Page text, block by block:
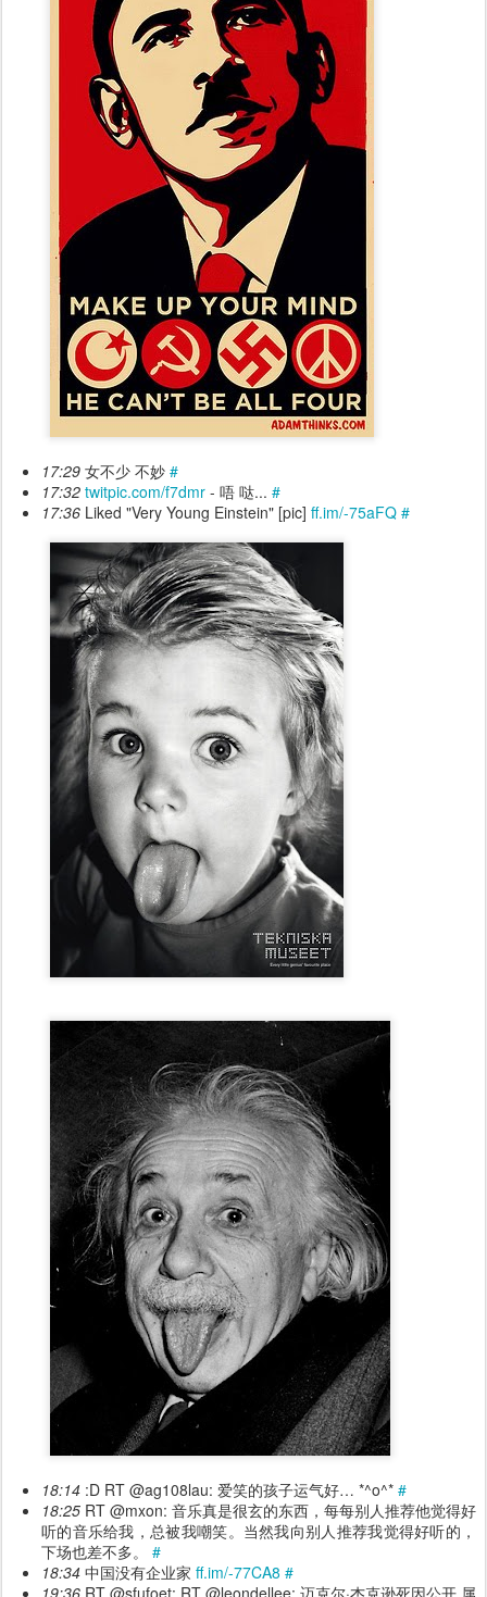
17:29 女不少 不妙 #
17:32 twitpic.com/f7dmr - 唔 哒... #
17:36 Liked "Very Young Einstein" [pic] ff.im/-75aFQ #
18:14 :D RT @ag108lau: 爱笑的孩子运气好… *^o^* #
18:25 RT @mxon: 音乐真是很玄的东西，每每别人推荐他觉得好
听的音乐给我，总被我嘲笑。当然我向别人推荐我觉得好听的，
下场也差不多。 #
18:34 中国没有企业家 ff.im/-77CA8 #
19:36 RT @sfufoet: RT @leondellee: 迈克尔·杰克逊死因公开 属